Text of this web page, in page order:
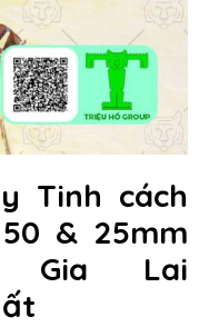
Tinh cách
& 25mm
Gia Lai